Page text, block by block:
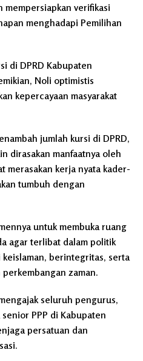
mempersiapkan verifikasi
menghadapi Pemilihan
di DPRD Kabupaten
Noli optimistis
kepercayaan masyarakat
jumlah kursi di DPRD,
dirasakan manfaatnya oleh
merasakan kerja nyata kader-
tumbuh dengan
untuk membuka ruang
agar terlibat dalam politik
berintegritas, serta
zaman.
seluruh pengurus,
PPP di Kabupaten
persatuan dan